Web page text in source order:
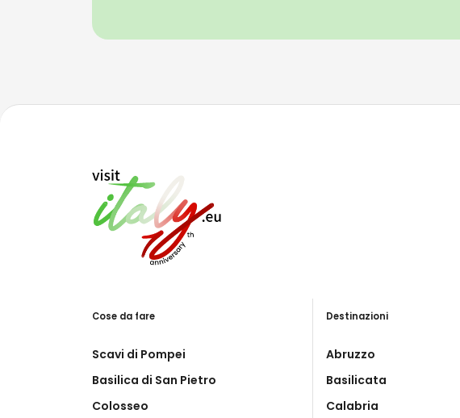
Cose da fare
Scavi di Pompei
Basilica di San Pietro
Colosseo
Destinazioni
Abruzzo
Basilicata
Calabria